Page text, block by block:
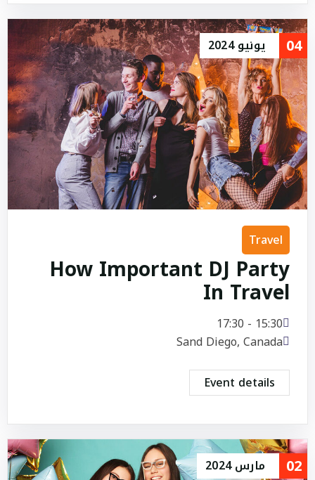
04 يونيو2024
Travel
How Important DJ Party
In Travel
15:30 - 17:30
Sand Diego, Canada
Event details
02 مارس2024